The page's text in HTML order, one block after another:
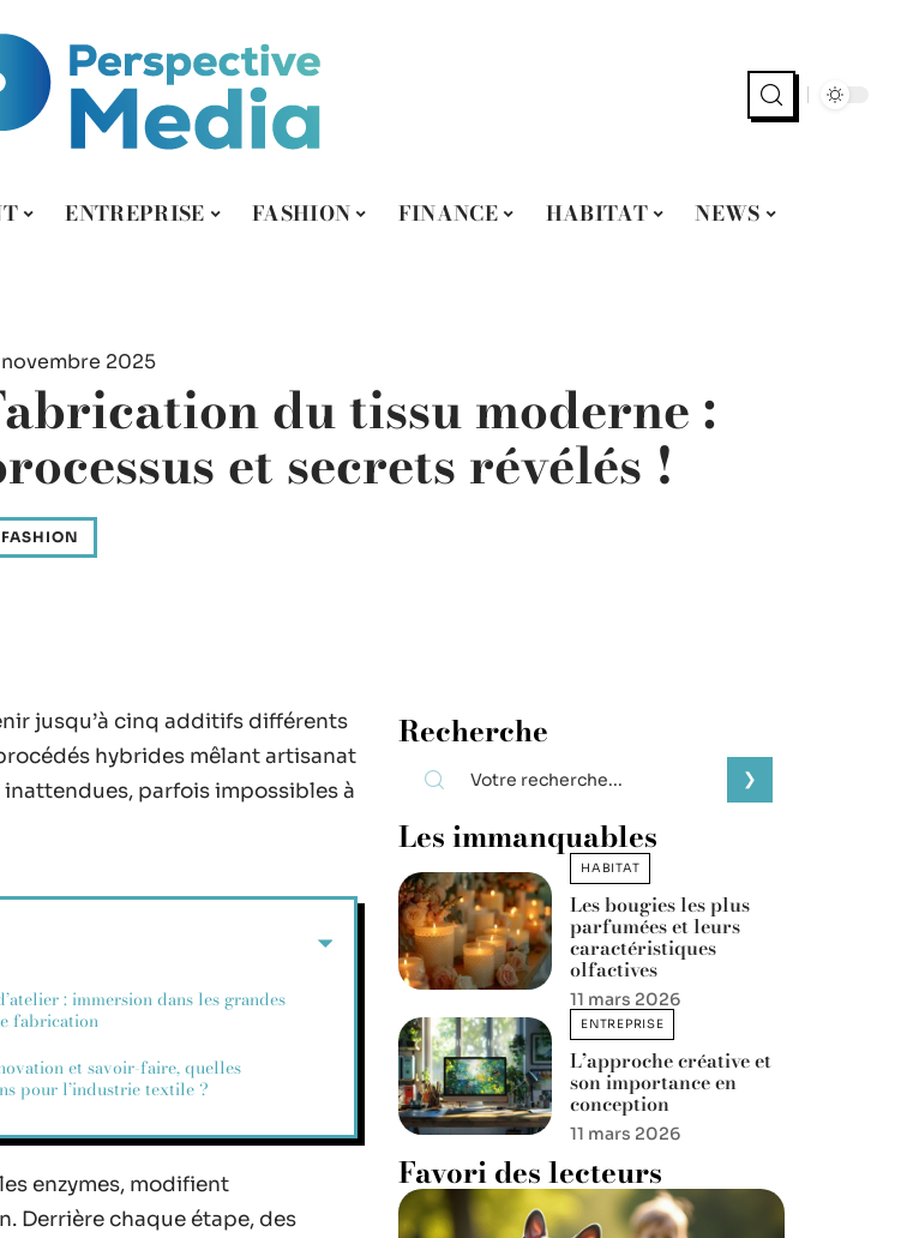
ENTREPRISE FASHION FINANCE HABITAT
NEWS
novembre 2025
du tissu moderne :
et secrets révélés !
FASHION
jusqu’à cinq additifs différents
hybrides mêlant artisanat
parfois impossibles à
: immersion dans les grandes
fabrication
et savoir-faire, quelles
pour l’industrie textile ?
enzymes, modifient
Derrière chaque étape, des
Recherche
Les immanquables
HABITAT
Les bougies les plus
parfumées et leurs
caractéristiques
olfactives
11 mars 2026
ENTREPRISE
L’approche créative et
son importance en
conception
11 mars 2026
Favori des lecteurs